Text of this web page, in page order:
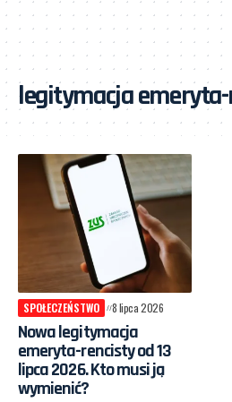
legitymacja
SPOŁECZEŃSTWO 8 lipca 2026
Nowa legitymacja
emeryta-rencisty od 13
lipca 2026. Kto musi ją
wymienić?